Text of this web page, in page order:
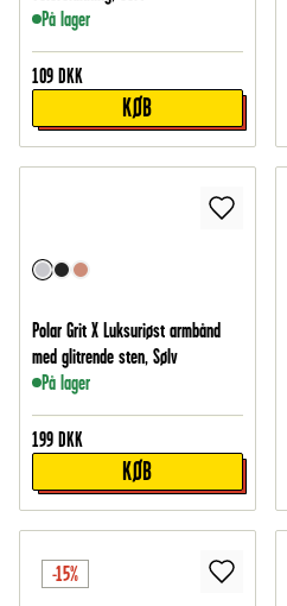
På lager
109 DKK
KØB
Polar Grit X Luksuriøst armbånd
med glitrende sten, Sølv
På lager
199 DKK
KØB
-15%